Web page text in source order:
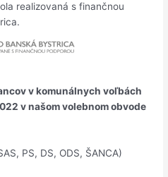
realizovaná s finančnou
v komunálnych voľbách
v našom volebnom obvode
PS, DS, ODS, ŠANCA)